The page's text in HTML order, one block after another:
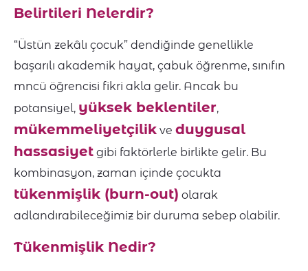
Belirtileri Nelerdir?
“Üstün zekâlı çocuk” dendiğinde genellikle
başarılı akademik hayat, çabuk öğrenme, sınıfın
mncü öğrencisi fikri akla gelir. Ancak bu
potansiyel, yüksek beklentiler,
mükemmeliyetçilik ve duygusal
hassasiyet gibi faktörlerle birlikte gelir. Bu
kombinasyon, zaman içinde çocukta
tükenmişlik (burn-out) olarak
adlandırabileceğimiz bir duruma sebep olabilir.
Tükenmişlik Nedir?